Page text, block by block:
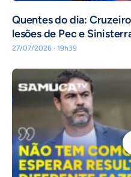
Quentes do dia:
lesões de Pec e
27/07/2026 · 19h39